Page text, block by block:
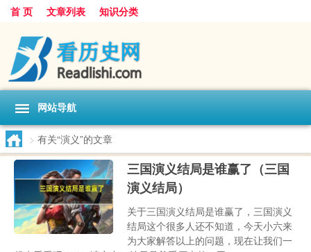
首 页 文章列表 知识分类
网站导航
> 有关“演义”的文章
三国演义结局是谁赢了（三国
演义结局）
关于三国演义结局是谁赢了，三国演义
结局这个很多人还不知道，今天小六来
为大家解答以上的问题，现在让我们一